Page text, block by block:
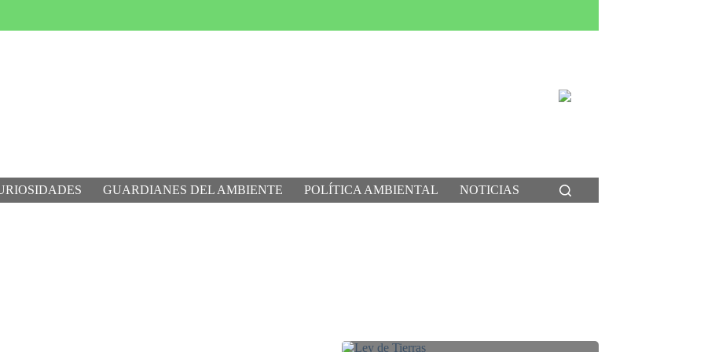
GUARDIANES DEL AMBIENTE POLÍTICA AMBIENTAL NOTICIAS